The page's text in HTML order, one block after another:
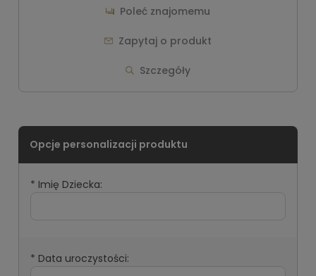
* Imię Dziecka:
* Data uroczystości:
Szczegóły
Zapytaj o produkt
Poleć znajomemu